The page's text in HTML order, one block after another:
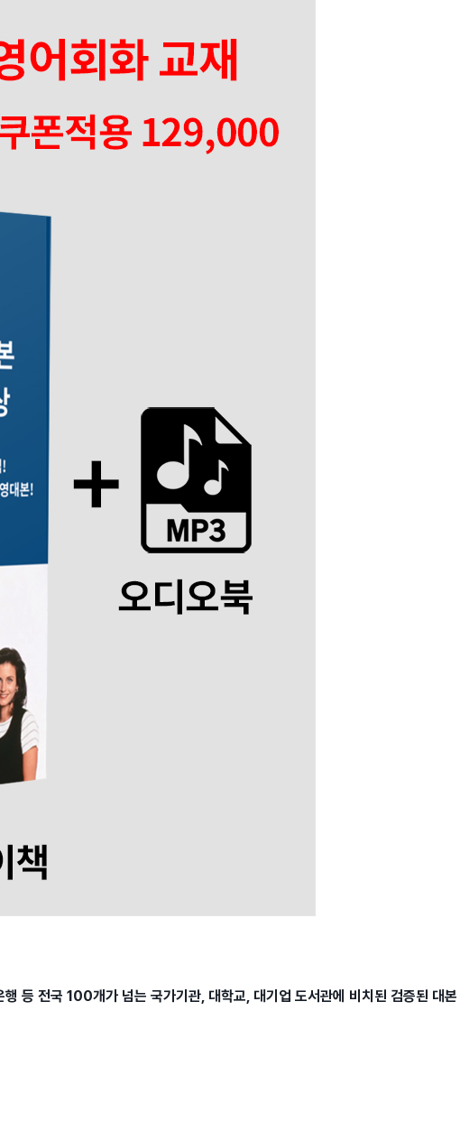
등 전국 100개가 넘는 국가기관, 대학교, 대기업 도서관에 비치된 검증된 대본